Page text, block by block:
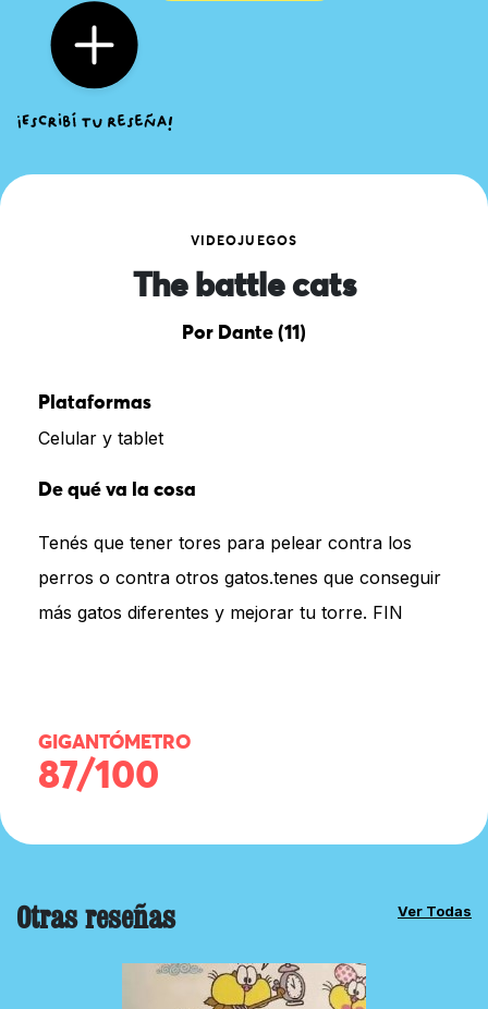
VIDEOJUEGOS
The battle cats
Por Dante (11)
Plataformas
Celular y tablet
De qué va la cosa
Tenés que tener tores para pelear contra los
perros o contra otros gatos.tenes que conseguir
más gatos diferentes y mejorar tu torre. FIN
GIGANTÓMETRO
87/100
Otras reseñas Ver Todas